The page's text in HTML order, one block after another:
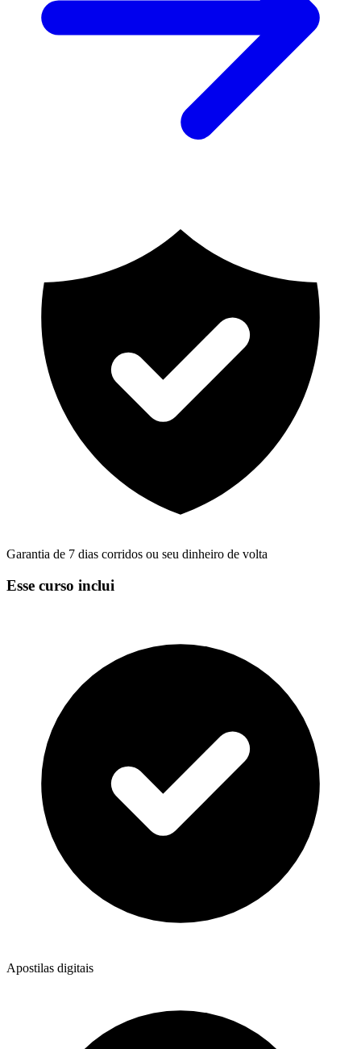
Garantia de 7 dias corridos ou seu dinheiro de volta
Esse curso inclui
Apostilas digitais